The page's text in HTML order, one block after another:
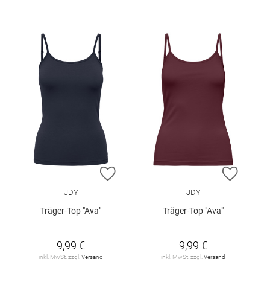
ZUR WUNSCHLISTE HINZUFÜGEN
JDY
Träger-Top "Ava"
9,99 €
inkl. MwSt. zzgl. Versand
ZUR
JDY
Träger-Top "Ava"
9,99 €
inkl. MwSt. zzgl. Versand